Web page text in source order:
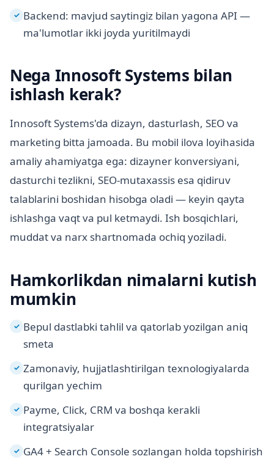
✓ Backend: mavjud saytingiz bilan yagona API —
ma'lumotlar ikki joyda yuritilmaydi
Nega Innosoft Systems bilan
ishlash kerak?
Innosoft Systems'da dizayn, dasturlash, SEO va
marketing bitta jamoada. Bu mobil ilova loyihasida
amaliy ahamiyatga ega: dizayner konversiyani,
dasturchi tezlikni, SEO-mutaxassis esa qidiruv
talablarini boshidan hisobga oladi — keyin qayta
ishlashga vaqt va pul ketmaydi. Ish bosqichlari,
muddat va narx shartnomada ochiq yoziladi.
Hamkorlikdan nimalarni kutish
mumkin
✓ Bepul dastlabki tahlil va qatorlab yozilgan aniq
smeta
✓ Zamonaviy, hujjatlashtirilgan texnologiyalarda
qurilgan yechim
✓ Payme, Click, CRM va boshqa kerakli
integratsiyalar
✓ GA4 + Search Console sozlangan holda topshirish